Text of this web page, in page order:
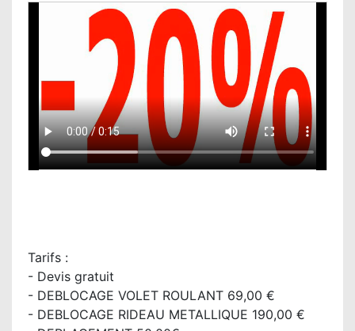
Tarifs :
- Devis gratuit
- DEBLOCAGE VOLET ROULANT 69,00 €
- DEBLOCAGE RIDEAU METALLIQUE 190,00 €